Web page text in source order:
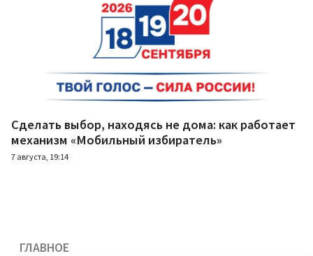
Сделать выбор, находясь не дома: как работает
механизм «Мобильный избиратель»
7 августа, 19:14
ГЛАВНОЕ